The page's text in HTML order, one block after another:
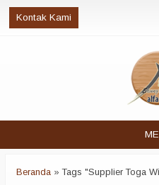
Kontak Kami
Beranda »Tags "Supplier Toga